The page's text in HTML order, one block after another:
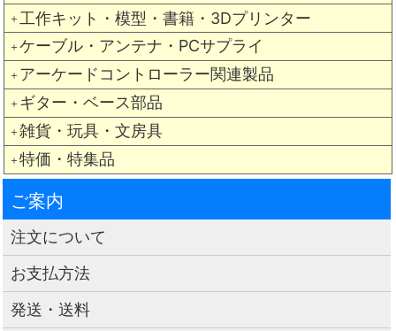
＋ 工作キット・模型・書籍・3Dプリンター
＋ ケーブル・アンテナ・PCサプライ
＋ アーケードコントローラー関連製品
＋ ギター・ベース部品
＋ 雑貨・玩具・文房具
＋ 特価・特集品
ご案内
注文について
お支払方法
発送・送料